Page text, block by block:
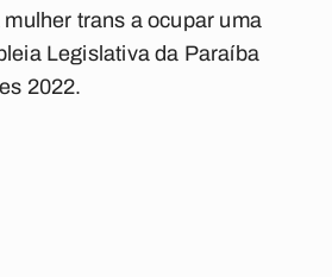
trans a ocupar uma
Legislativa da Paraíba
2022.